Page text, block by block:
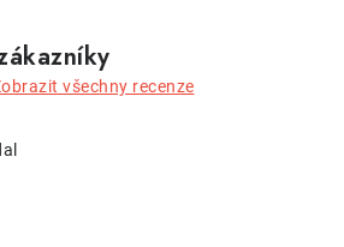
všechny recenze